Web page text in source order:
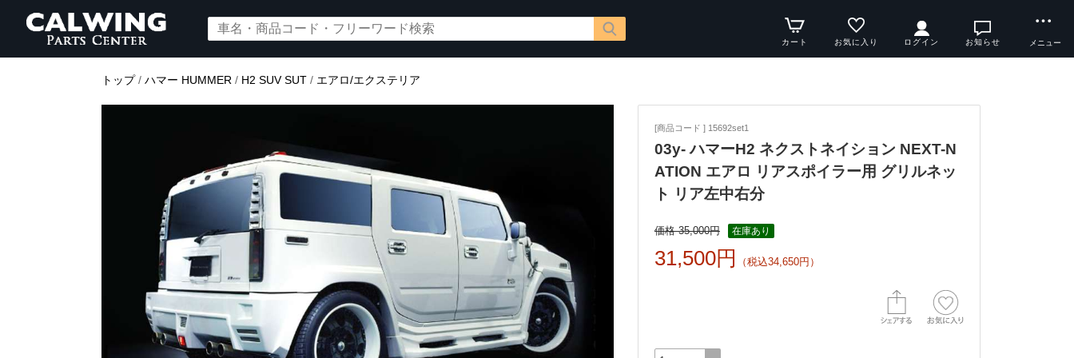
カート お気に入り ログイン お知らせ メニュー
トップ/ ハマー HUMMER / H2 SUV SUT / エアロ/エクステリア
[商品コード ] 15692set1
03y- ハマーH2 ネクストネイション NEXT-N
ATION エアロ リアスポイラー用 グリルネッ
ト リア左中右分
価格 35,000円 在庫あり
31,500円 （税込34,650円）